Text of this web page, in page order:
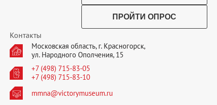
ПРОЙТИ ОПРОС
Контакты
Московская область, г. Красногорск,
ул. Народного Ополчения, 15
+7 (498) 715-83-05
+7 (498) 715-83-10
mmna@victorymuseum.ru